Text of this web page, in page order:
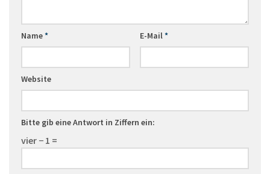
Name* E-Mail*
Website
Bitte gib eine Antwort in Ziffern ein:
vier − 1 =